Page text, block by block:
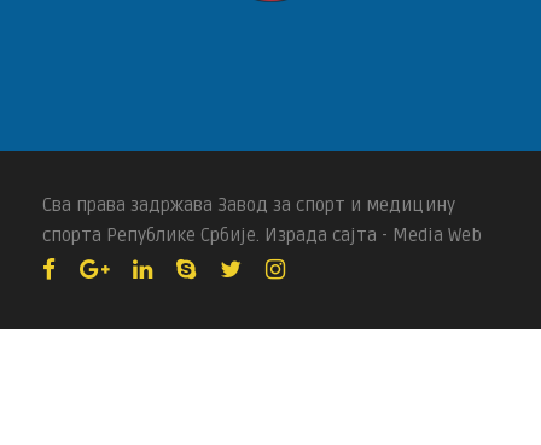
Сва права задржава Завод за спорт и медицину
спорта Републике Србије. Израда сајта - Media Web